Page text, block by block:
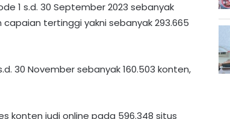
1 s.d. 30 September 2023 sebanyak
capaian tertinggi yakni sebanyak 293.665
30 November sebanyak 160.503 konten,
konten judi online pada 596.348 situs